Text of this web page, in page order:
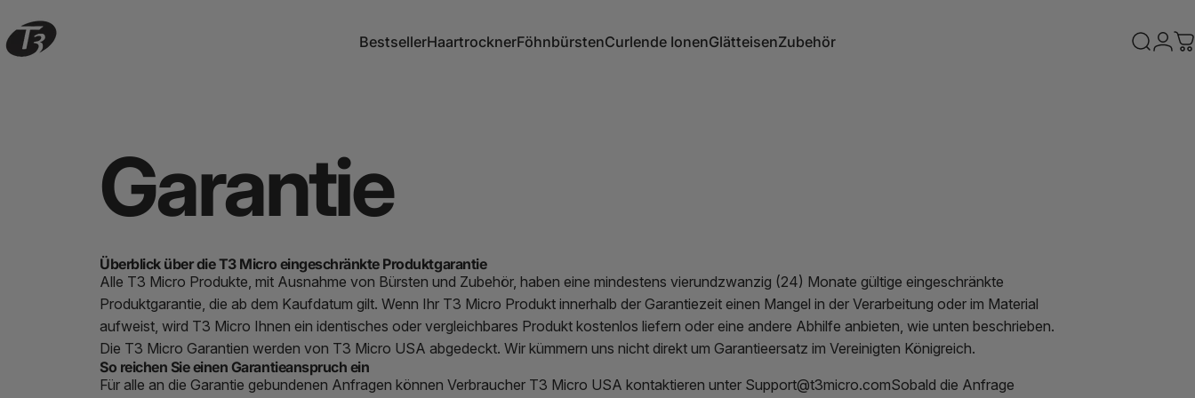
T3 Micro UK BestsellerHaartrocknerFöhnbürstenCurlende IonenGlätteisenZubehör Suche
Garantie
Überblick über die T3 Micro eingeschränkte Produktgarantie
Alle T3 Micro Produkte, mit Ausnahme von Bürsten und Zubehör, haben eine mindestens vierundzwanzig (24) Monate gültige eingeschränkte
Produktgarantie, die ab dem Kaufdatum gilt. Wenn Ihr T3 Micro Produkt innerhalb der Garantiezeit einen Mangel in der Verarbeitung oder im Material
aufweist, wird T3 Micro Ihnen ein identisches oder vergleichbares Produkt kostenlos liefern oder eine andere Abhilfe anbieten, wie unten beschrieben.
Die T3 Micro Garantien werden von T3 Micro USA abgedeckt. Wir kümmern uns nicht direkt um Garantieersatz im Vereinigten Königreich.
So reichen Sie einen Garantieanspruch ein
Für alle an die Garantie gebundenen Anfragen können Verbraucher T3 Micro USA kontaktieren unter Support@t3micro.comSobald die Anfrage